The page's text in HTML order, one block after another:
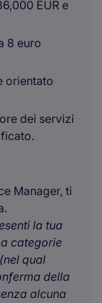
EUR e
8 euro
orientato
dei servizi
Manager, ti
la tua
categorie
qual
della
alcuna